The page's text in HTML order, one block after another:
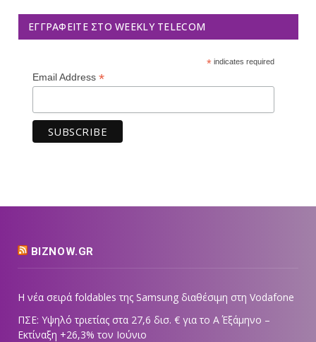
ΕΓΓΡΑΦΕΊΤΕ ΣΤΟ WEEKLY TELECOM
*indicates required
Email Address *
BIZNOW.GR
Η νέα σειρά foldables της Samsung διαθέσιμη στη Vodafone
ΠΣΕ: Υψηλό τριετίας στα 27,6 δισ. € για το Α΄ Εξάμηνο –
Εκτίναξη +26,3% τον Ιούνιο